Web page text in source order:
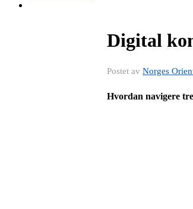
Digital
Postet av Norges
Hvordan navigere